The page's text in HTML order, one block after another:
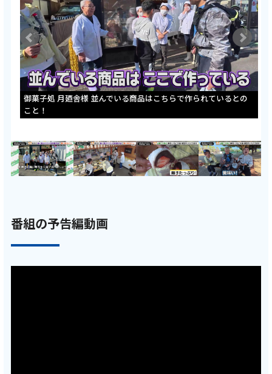
御菓子処 月廼舎様 並んでいる商品はこちらで作られているとの
こと！
番組の予告編動画